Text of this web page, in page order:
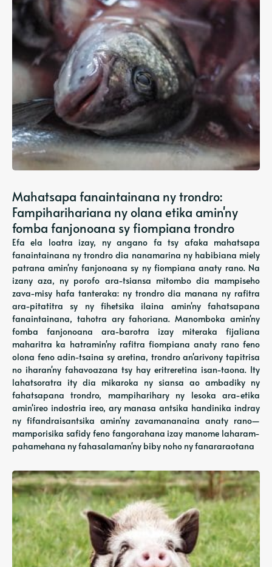
Mahatsapa fanaintainana ny trondro:
Fampiharihariana ny olana etika amin'ny
fomba fanjonoana sy fiompiana trondro
Efa ela loatra izay, ny angano fa tsy afaka mahatsapa
fanaintainana ny trondro dia nanamarina ny habibiana miely
patrana amin'ny fanjonoana sy ny fiompiana anaty rano. Na
izany aza, ny porofo ara-tsiansa mitombo dia mampiseho
zava-misy hafa tanteraka: ny trondro dia manana ny rafitra
ara-pitatitra sy ny fihetsika ilaina amin'ny fahatsapana
fanaintainana, tahotra ary fahoriana. Manomboka amin'ny
fomba fanjonoana ara-barotra izay miteraka fijaliana
maharitra ka hatramin'ny rafitra fiompiana anaty rano feno
olona feno adin-tsaina sy aretina, trondro an'arivony tapitrisa
no iharan'ny fahavoazana tsy hay eritreretina isan-taona. Ity
lahatsoratra ity dia mikaroka ny siansa ao ambadiky ny
fahatsapana trondro, mampiharihary ny lesoka ara-etika
amin'ireo indostria ireo, ary manasa antsika handinika indray
ny fifandraisantsika amin'ny zavamananaina anaty rano—
mamporisika safidy feno fangorahana izay manome laharam-
pahamehana ny fahasalaman'ny biby noho ny fanararaotana